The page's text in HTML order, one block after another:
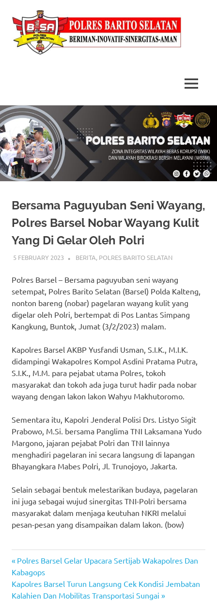
Skip
to
content
MENU
Bersama Paguyuban Seni Wayang,
Polres Barsel Nobar Wayang Kulit
Yang Di Gelar Oleh Polri
5 FEBRUARY 2023 ADMIN_POLRESBARSEL
BERITA, POLRES BARITO SELATAN
Polres Barsel – Bersama paguyuban seni wayang
setempat, Polres Barito Selatan (Barsel) Polda Kalteng,
nonton bareng (nobar) pagelaran wayang kulit yang
digelar oleh Polri, bertempat di Pos Lantas Simpang
Kangkung, Buntok, Jumat (3/2/2023) malam.
Kapolres Barsel AKBP Yusfandi Usman, S.I.K., M.I.K.
didampingi Wakapolres Kompol Asdini Pratama Putra,
S.I.K., M.M. para pejabat utama Polres, tokoh
masyarakat dan tokoh ada juga turut hadir pada nobar
wayang dengan lakon lakon Wahyu Makhutoromo.
Sementara itu, Kapolri Jenderal Polisi Drs. Listyo Sigit
Prabowo, M.Si. bersama Panglima TNI Laksamana Yudo
Margono, jajaran pejabat Polri dan TNI lainnya
menghadiri pagelaran ini secara langsung di lapangan
Bhayangkara Mabes Polri, Jl. Trunojoyo, Jakarta.
Selain sebagai bentuk melestarikan budaya, pagelaran
ini juga sebagai wujud sinergitas TNI-Polri bersama
masyarakat dalam menjaga keutuhan NKRI melalui
pesan-pesan yang disampaikan dalam lakon. (bow)
Post
navigation
Previous
Post:
Polres Barsel Gelar Upacara Sertijab Wakapolres Dan
Kabagops
Next
Post:
Kapolres Barsel Turun Langsung Cek Kondisi Jembatan
Kalahien Dan Mobilitas Transportasi Sungai